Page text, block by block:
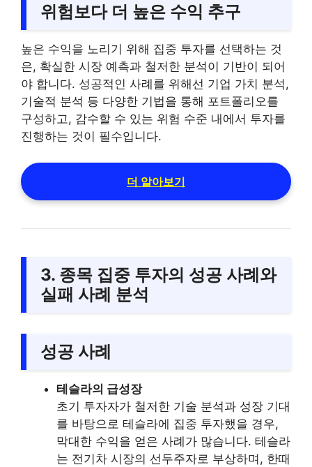
위험보다 더 높은 수익 추구
높은 수익을 노리기 위해 집중 투자를 선택하는 것
은, 확실한 시장 예측과 철저한 분석이 기반이 되어
야 합니다. 성공적인 사례를 위해선 기업 가치 분석,
기술적 분석 등 다양한 기법을 통해 포트폴리오를
구성하고, 감수할 수 있는 위험 수준 내에서 투자를
진행하는 것이 필수입니다.
더 알아보기
3. 종목 집중 투자의 성공 사례와
실패 사례 분석
성공 사례
테슬라의 급성장
초기 투자자가 철저한 기술 분석과 성장 기대
를 바탕으로 테슬라에 집중 투자했을 경우,
막대한 수익을 얻은 사례가 많습니다. 테슬라
는 전기차 시장의 선두주자로 부상하며, 한때